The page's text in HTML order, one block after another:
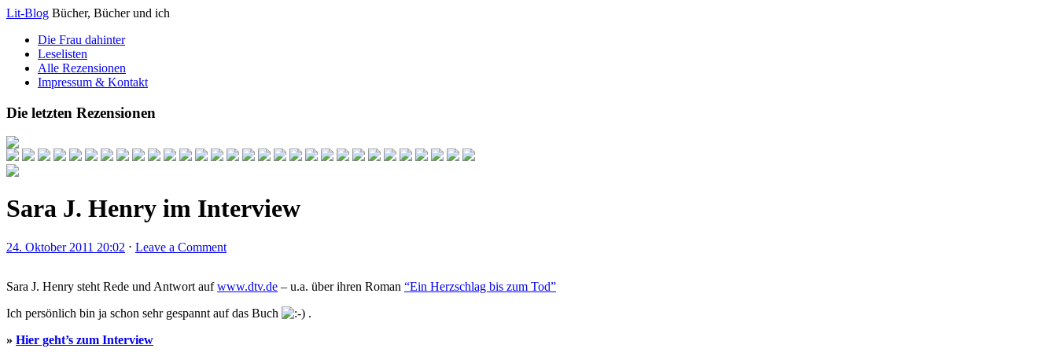
Lit-Blog Bücher, Bücher und ich
Die Frau dahinter
Leselisten
Alle Rezensionen
Impressum & Kontakt
Die letzten Rezensionen
Sara J. Henry im Interview
24. Oktober 2011 20:02 ⋅ Leave a Comment
Sara J. Henry steht Rede und Antwort aufwww.dtv.de – u.a. über ihren Roman “Ein Herzschlag bis zum Tod”
Ich persönlich bin ja schon sehr gespannt auf das Buch
.
» Hier geht’s zum Interview